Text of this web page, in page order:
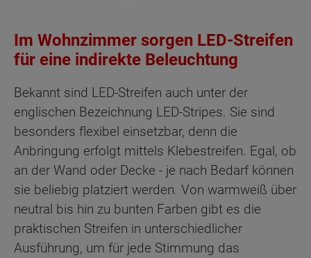
Im Wohnzimmer sorgen LED-Streifen
für eine indirekte Beleuchtung
Bekannt sind LED-Streifen auch unter der
englischen Bezeichnung LED-Stripes. Sie sind
besonders flexibel einsetzbar, denn die
Anbringung erfolgt mittels Klebestreifen. Egal, ob
an der Wand oder Decke - je nach Bedarf können
sie beliebig platziert werden. Von warmweiß über
neutral bis hin zu bunten Farben gibt es die
praktischen Streifen in unterschiedlicher
Ausführung, um für jede Stimmung das